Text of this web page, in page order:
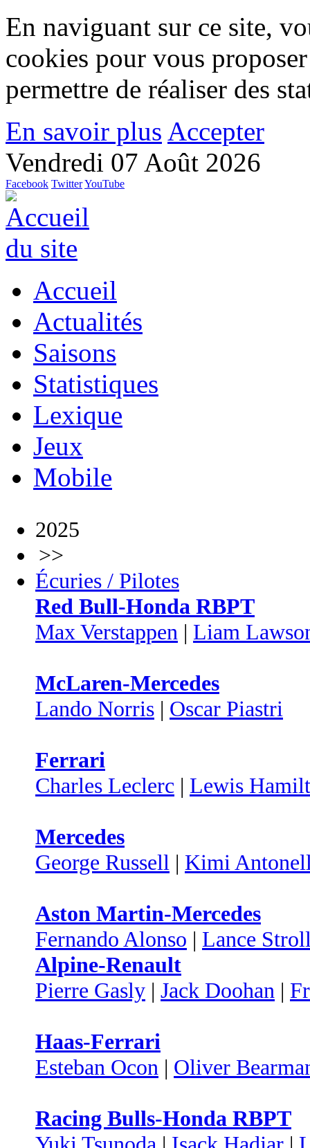
En naviguant sur ce site,
cookies pour vous
permettre de réaliser des
En savoir plus Accepter
Vendredi 07 Août 2026
Facebook TwitterYouTube
Accueil
Actualités
Saisons
Statistiques
Lexique
Jeux
Mobile
2025
>>
Écuries / Pilotes
Red Bull-Honda RBPT
Max Verstappen | Liam
McLaren-Mercedes
Lando Norris | Oscar Piastri
Ferrari
Charles Leclerc | Lewis
Mercedes
George Russell | Kimi
Aston Martin-Mercedes
Fernando Alonso | Lance
Alpine-Renault
Pierre Gasly | Jack Doohan |
Haas-Ferrari
Esteban Ocon | Oliver
Racing Bulls-Honda RBPT